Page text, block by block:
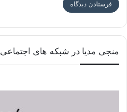
منجی مدیا در شبکه های اجتماعی